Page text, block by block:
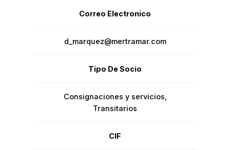
Correo Electronico
d_marquez@mertramar.com
Tipo De Socio
Consignaciones y servicios
Transitarios
CIF